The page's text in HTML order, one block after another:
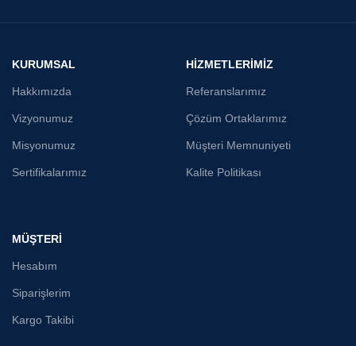
KURUMSAL
Hakkımızda
Vizyonumuz
Misyonumuz
Sertifikalarımız
HİZMETLERİMİZ
Referanslarımız
Çözüm Ortaklarımız
Müşteri Memnuniyeti
Kalite Politikası
MÜŞTERİ
Hesabım
Siparişlerim
Kargo Takibi